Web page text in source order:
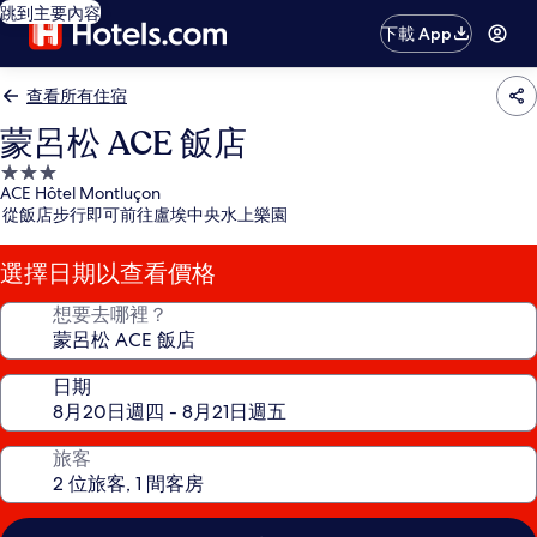
跳到主要內容
下載 App
查看所有住宿
蒙呂松 ACE 飯店
3.0
星
級
住
宿
ACE Hôtel Montluçon
從飯店步行即可前往盧埃中央水上樂園
選擇日期以查看價格
想要去哪裡？
日期
旅客